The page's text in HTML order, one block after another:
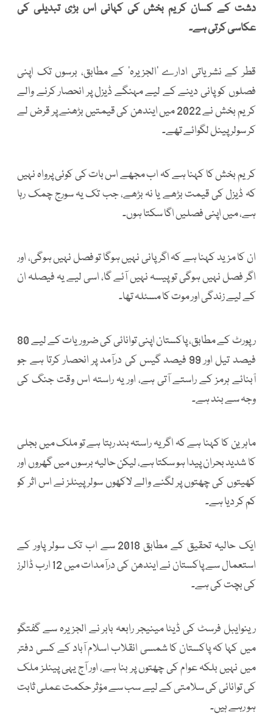
دشت کے کسان کریم بخش کی کہانی اس بڑی تبدیلی کی
عکاسی کرتی ہے۔
قطر کے نشریاتی ادارے ’الجزیرہ‘ کے مطابق، برسوں تک اپنی
فصلوں کو پانی دینے کے لیے مہنگے ڈیزل پر انحصار کرنے والے
کریم بخش نے 2022 میں ایندھن کی قیمتیں بڑھنے پر قرض لے
کر سولر پینل لگوائے تھے۔
کریم بخش کا کہنا ہے کہ اب مجھے اس بات کی کوئی پرواہ نہیں
کہ ڈیزل کی قیمت بڑھے یا نہ بڑھے، جب تک یہ سورج چمک رہا
ہے، میں اپنی فصلیں اگا سکتا ہوں۔
ان کا مزید کہنا ہے کہ اگر پانی نہیں ہوگا تو فصل نہیں ہوگی، اور
اگر فصل نہیں ہوگی تو پیسہ نہیں آئے گا، اسی لیے یہ فیصلہ ان
کے لیے زندگی اور موت کا مسئلہ تھا۔
رپورٹ کے مطابق، پاکستان اپنی توانائی کی ضروریات کے لیے 80
فیصد تیل اور 99 فیصد گیس کی درآمد پر انحصار کرتا ہے جو
آبنائے ہرمز کے راستے آتی ہے، اور یہ راستہ اس وقت جنگ کی
وجہ سے بند ہے۔
ماہرین کا کہنا ہے کہ اگر یہ راستہ بند رہتا ہے تو ملک میں بجلی
کا شدید بحران پیدا ہو سکتا ہے، لیکن حالیہ برسوں میں گھروں اور
کھیتوں کی چھتوں پر لگنے والے لاکھوں سولر پینلز نے اس اثر کو
کم کر دیا ہے۔
ایک حالیہ تحقیق کے مطابق 2018 سے اب تک سولر پاور کے
استعمال سے پاکستان نے ایندھن کی درآمدات میں 12 ارب ڈالرز
کی بچت کی ہے۔
رینوایبل فرسٹ کی ڈیٹا مینیجر رابعہ بابر نے الجزیرہ سے گفتگو
میں کہا کہ پاکستان کا شمسی انقلاب اسلام آباد کے کسی دفتر
میں نہیں بلکہ عوام کی چھتوں پر بنا ہے، اور آج یہی پینلز ملک
کی توانائی کی سلامتی کے لیے سب سے مؤثر حکمت عملی ثابت
ہو رہے ہیں۔